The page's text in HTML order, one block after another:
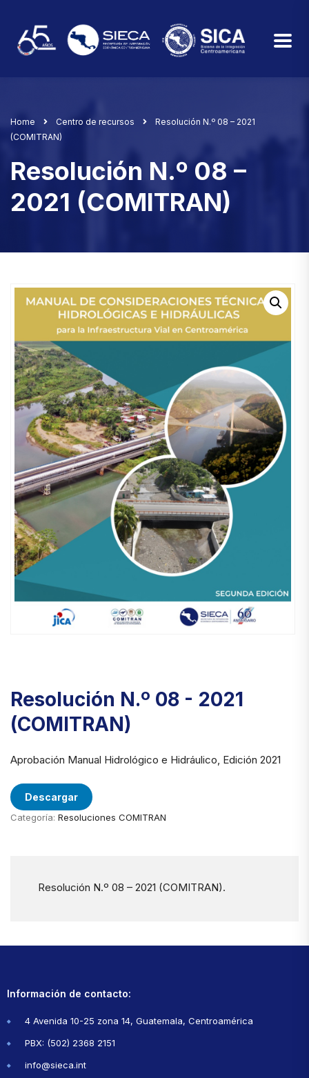
Home Centro de recursos
Resolución N.º 08 – 2021
(COMITRAN)
Resolución N.º 08 –
2021 (COMITRAN)
Resolución N.º 08 - 2021
(COMITRAN)
Aprobación Manual Hidrológico e Hidráulico, Edición 2021
Descargar
Categoría: Resoluciones COMITRAN
Resolución N.º 08 – 2021 (COMITRAN).
Información de contacto:
4 Avenida 10-25 zona 14, Guatemala, Centroamérica
PBX: (502) 2368 2151
info@sieca.int